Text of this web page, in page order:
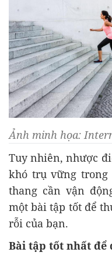
Ảnh minh họa:
Tuy nhiên, nhược
khó trụ vững trong
thang cần vận
một bài tập tốt để
rỗi của bạn.
Bài tập tốt nhất để